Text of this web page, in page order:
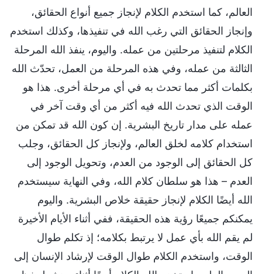
العالم، كما استخدم الكلام لإنجاز جميع أنواع الحقائق،
وإنجاز الحقائق التي رغب الله في تنفيذها، وكذلك استخدم
الكلام لتنفيذ مرحلتين من عمله. واليوم، ينفذ الله المرحلة
الثالثة من عمله، وفي هذه المرحلة من العمل، تحدّث الله
بكلمات أكثر مما تحدث به في أي مرحلة أخرى. هذا هو
الوقت الذي تحدث الله فيه أكثر من أي وقت آخر في
عمله على مدار تاريخ البشرية. إن كون الله قد تمكن من
استخدام كلامه لخلق العالم، ولإنجاز كل الحقائق، وجلب
كل الحقائق إلى الوجود من العدم، وتحويل الوجود إلى
العدم – هذا هو سلطان كلام الله، وفي النهاية سيستخدم
الله أيضًا الكلام لإنجاز حقيقة خلاص البشرية. واليوم
يمكنكم جميعًا رؤية هذه الحقيقة، ففي أثناء الأيام الأخيرة
لم يقم الله بأي عمل لا يرتبط بكلامه؛ إذ تكلم طوال
الوقت، واستخدم الكلام طوال الوقت لإرشاد الإنسان إلى